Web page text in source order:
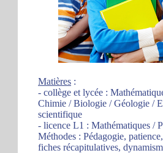
Matières :
- collège et lycée :
Chimie / Biologie / Géologie /
scientifique
- licence L1 : Mathématiques /
Méthodes : Pédagogie,
fiches récapitulatives,